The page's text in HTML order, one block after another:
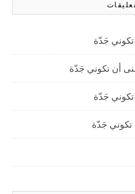
جَدّة
أن تكوني جَدّة
جَدّة
جَدّة